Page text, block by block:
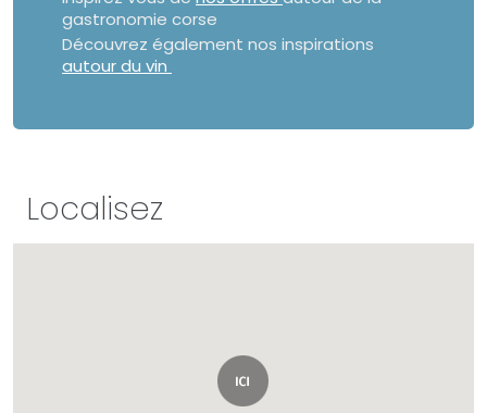
gastronomie corse
Découvrez également nos inspirations
autour du vin
Localisez